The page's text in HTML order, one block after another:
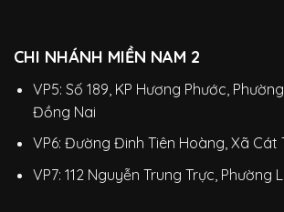
CHI NHÁNH MIỀN NAM 2
VP5: Số 189, KP Hương Phước,
Đồng Nai
VP6: Đường Đinh Tiên Hoàng, Xã Cát
VP7: 112 Nguyễn Trung Trực, Phường